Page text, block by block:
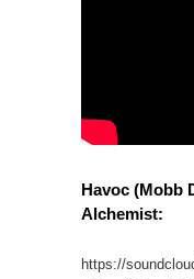
Havoc (Mobb
Alchemist:
https://